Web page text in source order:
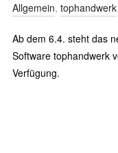
Allgemein, tophandwerk
Ab dem 6.4. steht das
Software tophandwerk
Verfügung.